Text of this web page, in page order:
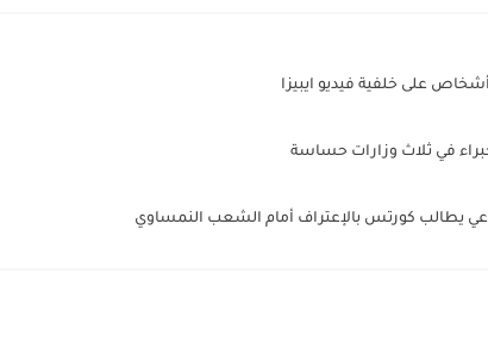
على خلفية فيديو ايبيزا
في ثلاث وزارات حساسة
يطالب كورتس بالإعتراف أمام الشعب النمساوي